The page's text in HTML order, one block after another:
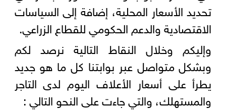
تحديد الأسعار المحلية، إضافة إلى السياسات
الاقتصادية والدعم الحكومي للقطاع الزراعي.
وإليكم وخلال النقاط التالية نرصد لكم
وبشكل متواصل عبر بوابتنا كل ما هو جديد
يطرأ على أسعار الأعلاف اليوم لدى التاجر
والمستهلك، والتي جاءت على النحو التالي :